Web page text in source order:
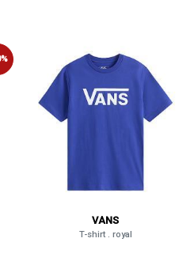
VANS
T-shirt . royal